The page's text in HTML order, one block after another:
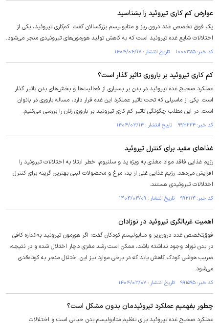
عوارض کم کاری تیروئید را بشناسید
یک فوق تخصص غدد درون ریز و متابولیسم بزرگسالان گفت: کم‌کاری تیروئید، یکی از
اختلالات شایع غده تیروئید است که به کاهش تولید هورمون‌های تیروئیدی منجر می‌شود.
کد خبر: ۱۰۰۰۳۸۵ تاریخ انتشار : ۱۴۰۴/۰۴/۱۷
کم کاری تیروئید بر باروری تاثیر گذار است؟
عملکرد صحیح غده تیروئید در بدن بر بسیاری از فعالیت‌ها و بخش‌های بدن تاثیر گذار
است. یکی از ماسیلی که تحت تاثیر عملکرد این غده قرار دارد، مساله باروری در بانوان
است. در این مطلب چگونگی تاثیر کم کاری تیروئید بر باروری زنان را بررسی می‌کنیم.
کد خبر: ۹۹۳۲۲۴ تاریخ انتشار : ۱۴۰۴/۰۳/۱۴
غذا‌های مفید برای کنترل تیروئید
رژیم غذایی فاقد مواد مغذی به ویژه ید و سلنیوم، خطر ابتلا به اختلالات تیروئید را
افزایش می‌دهد. رژیم غذایی غنی از ید، مرغ و محصولات لبنی بهترین گزینه برای کنترل
اختلالات تیروئیدی هستند.
کد خبر: ۹۹۲۱۱۴ تاریخ انتشار : ۱۴۰۴/۰۳/۰۹
اهمیت غربالگری تیروئید در نوزادان
‌فوق‌تخصص غدد درون‌ریز و متابولیسم کودکان گفت: اگر هورمون تیروئید به‌اندازه کافی
در بدن نوزاد وجود نداشته باشد، ممکن است رشد مغزی دچار اختلال شده و در نتیجه،
ضریب هوشی کودک کاهش یابد که در برخی موارد نیز این اختلال منجر به کوتاه‌قدی
می‌شود.
کد خبر: ۹۹۱۵۹۵ تاریخ انتشار : ۱۴۰۴/۰۳/۰۷
چطور بفهمیم عملکرد تیروئیدمان بدون مشکل است؟
عملکرد صحیح غده تیروئید برای تنظیم متابولیسم بدن حیاتی است و اختلالات